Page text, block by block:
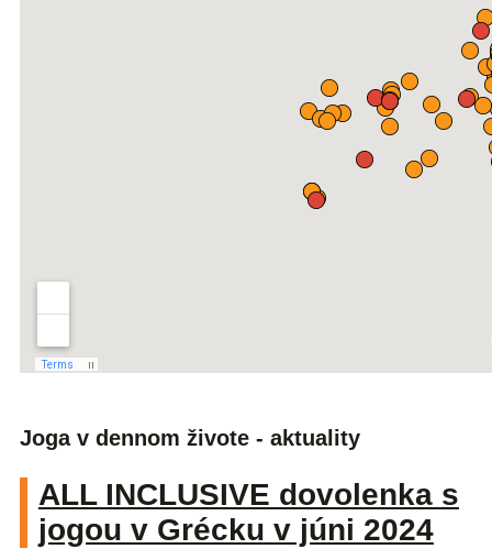
Joga v dennom živote - aktuality
ALL INCLUSIVE dovolenka s
jogou v Grécku v júni 2024